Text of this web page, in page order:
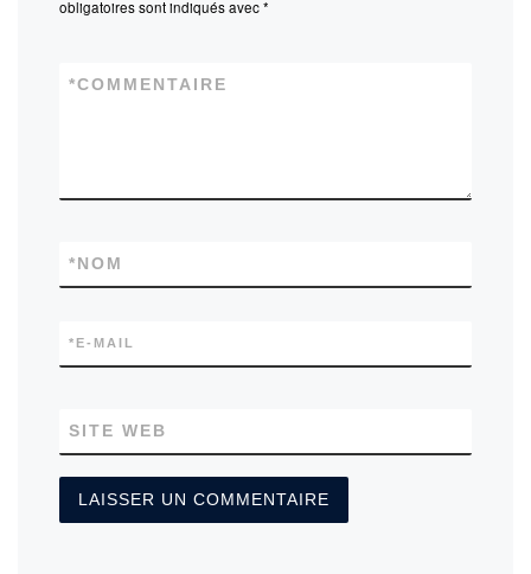
obligatoires sont indiqués avec*
COMMENTAIRE
*
NOM
*
E-MAIL
*
SITE WEB